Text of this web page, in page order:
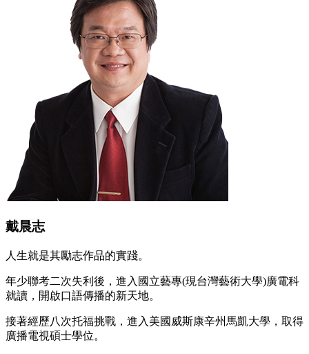
戴晨志
人生就是其勵志作品的實踐。
年少聯考二次失利後，進入國立藝專(現台灣藝術大學)廣電科
就讀，開啟口語傳播的新天地。
接著經歷八次托福挑戰，進入美國威斯康辛州馬凱大學，取得
廣播電視碩士學位。